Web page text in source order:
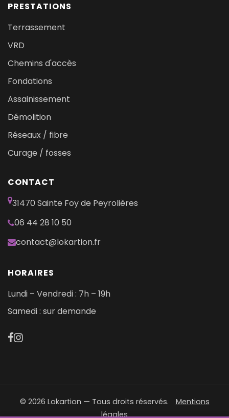
PRESTATIONS
Terrassement
VRD
Chemins d'accès
Fondations
Assainissement
Démolition
Réseaux / fibre
Curage / fosses
CONTACT
31470 Sainte Foy de Peyrolières
06 44 28 10 50
contact@lokartion.fr
HORAIRES
Lundi – Vendredi : 7h – 19h
Samedi : sur demande
© 2026 Lokartion — Tous droits réservés.
Mentions
légales